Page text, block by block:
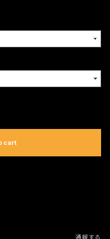
cart
通報する